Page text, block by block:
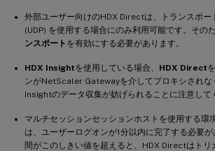
外部ユーザー向けのHDX Directは、トランスポー
(UDP) を使用する場合にのみ利用可能です。そのた
ンスポート を有効にする必要があります。
HDX Insightを使用している場合、 HDX Direct
ンがNetScaler Gatewayを介してプロキシされな
Insightのデータ収集が妨げられることに注意して
マルチセッションセッションホストを使用する環
は、ユーザーログオンが1分以内に完了する必要
間がこのしきい値を超えると、HDX Directはトリ